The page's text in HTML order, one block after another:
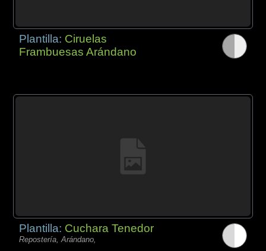
Plantilla: Ciruelas
Frambuesas Arándano
Plantilla: Cuchara Tenedor
Repostería, Arándano,